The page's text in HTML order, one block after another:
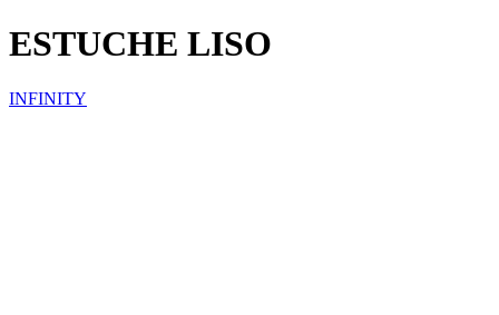
ESTUCHE LISO
INFINITY